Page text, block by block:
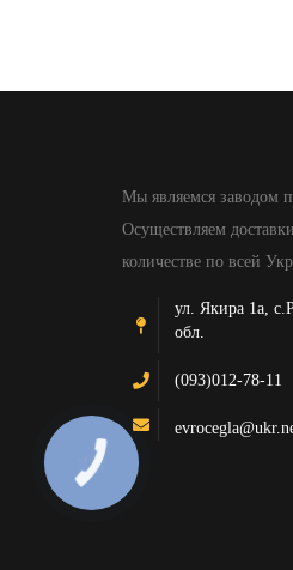
Мы являемся заводом
Осуществляем
количестве по всей
ул. Якира 1а,
обл.
(093)012-78-11